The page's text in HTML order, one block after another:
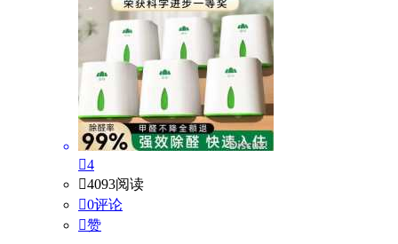
4
4093阅读
0评论
赞